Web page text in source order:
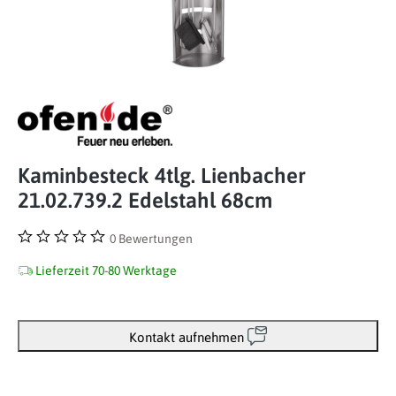
Kaminbesteck 4tlg. Lienbacher
21.02.739.2 Edelstahl 68cm
0 Bewertungen
Lieferzeit 70-80 Werktage
Kontakt aufnehmen